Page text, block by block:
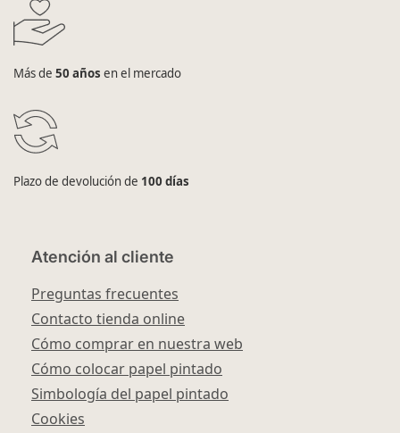
Más de 50 años en el mercado
Plazo de devolución de 100 días
Atención al cliente
Preguntas frecuentes
Contacto tienda online
Cómo comprar en nuestra web
Cómo colocar papel pintado
Simbología del papel pintado
Cookies